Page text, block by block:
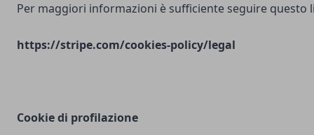
Per maggiori informazioni è sufficiente seguire questo
https://stripe.com/cookies-policy/legal
Cookie di profilazione